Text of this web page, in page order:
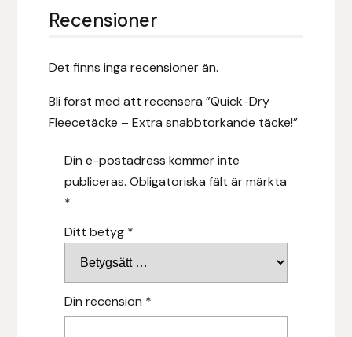
Recensioner
Det finns inga recensioner än.
Bli först med att recensera ”Quick-Dry
Fleecetäcke – Extra snabbtorkande täcke!”
Din e-postadress kommer inte
publiceras. Obligatoriska fält är märkta
*
Ditt betyg *
Din recension *
Hansbo Sport
Horse Guard